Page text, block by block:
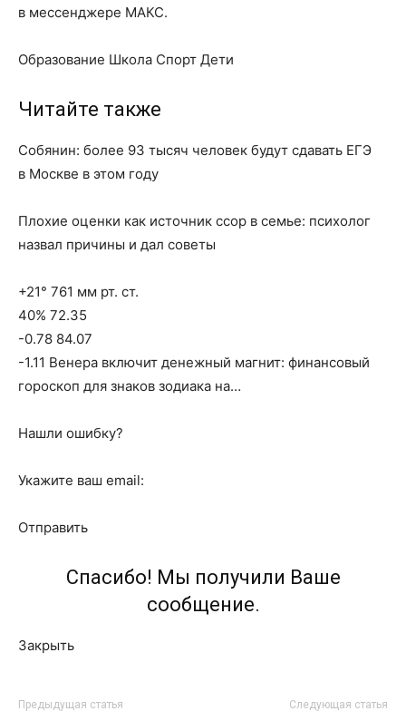
в мессенджере МАКС.
Образование Школа Спорт Дети
Читайте также
Собянин: более 93 тысяч человек будут сдавать ЕГЭ
в Москве в этом году
Плохие оценки как источник ссор в семье: психолог
назвал причины и дал советы
+21° 761 мм рт. ст.
40% 72.35
-0.78 84.07
-1.11 Венера включит денежный магнит: финансовый
гороскоп для знаков зодиака на…
Нашли ошибку?
Укажите ваш email:
Отправить
Спасибо! Мы получили Ваше
сообщение.
Закрыть
Предыдущая статья Следующая статья